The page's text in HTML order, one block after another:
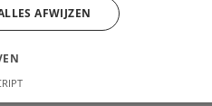
en
Van productie
zendingen met
AFWIJZEN